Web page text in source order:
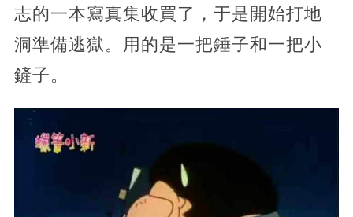
志的一本寫真集收買了，于是開始打地
洞準備逃獄。用的是一把錘子和一把小
鏟子。